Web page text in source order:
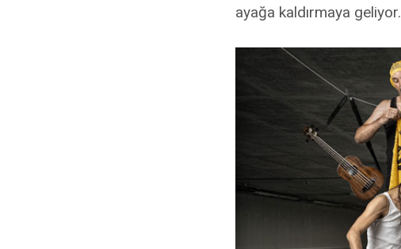
ayağa kaldırmaya geliyor.